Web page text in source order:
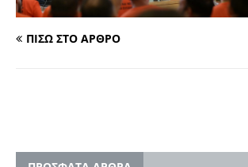
ΠΙΣΩ ΣΤΟ ΑΡΘΡΟ